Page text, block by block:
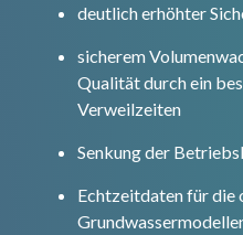
deutlich erhöhter
sicherem
Qualität durch ein
Verweilzeiten
Senkung der
Echtzeitdaten für die